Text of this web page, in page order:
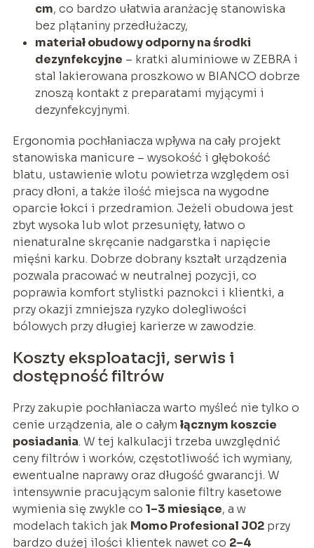
cm, co bardzo ułatwia aranżację stanowiska
bez plątaniny przedłużaczy,
materiał obudowy odporny na środki
dezynfekcyjne – kratki aluminiowe w ZEBRA i
stal lakierowana proszkowo w BIANCO dobrze
znoszą kontakt z preparatami myjącymi i
dezynfekcyjnymi.
Ergonomia pochłaniacza wpływa na cały projekt
stanowiska manicure – wysokość i głębokość
blatu, ustawienie wlotu powietrza względem osi
pracy dłoni, a także ilość miejsca na wygodne
oparcie łokci i przedramion. Jeżeli obudowa jest
zbyt wysoka lub wlot przesunięty, łatwo o
nienaturalne skręcanie nadgarstka i napięcie
mięśni karku. Dobrze dobrany kształt urządzenia
pozwala pracować w neutralnej pozycji, co
poprawia komfort stylistki paznokci i klientki, a
przy okazji zmniejsza ryzyko dolegliwości
bólowych przy długiej karierze w zawodzie.
Koszty eksploatacji, serwis i
dostępność filtrów
Przy zakupie pochłaniacza warto myśleć nie tylko o
cenie urządzenia, ale o całym łącznym koszcie
posiadania. W tej kalkulacji trzeba uwzględnić
ceny filtrów i worków, częstotliwość ich wymiany,
ewentualne naprawy oraz długość gwarancji. W
intensywnie pracującym salonie filtry kasetowe
wymienia się zwykle co 1–3 miesiące, a w
modelach takich jak Momo Profesional J02przy
bardzo dużej ilości klientek nawet co 2–4